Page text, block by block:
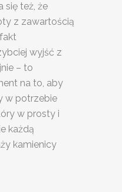
się też, że
z zawartością
wyjść z
– to
na to, aby
w potrzebie
w prosty i
każdą
kamienicy